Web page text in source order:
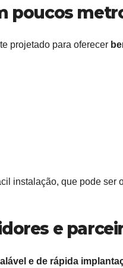
poucos
projetado para oferecer
instalação, que pode ser
e
e de rápida